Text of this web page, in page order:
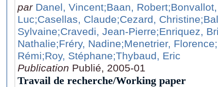
par Danel, Vincent;Baan, Robert
Luc;Casellas, Claude;Cezard, Christine
Sylvaine;Cravedi, Jean-Pierre;Enriquez,
Nathalie;Fréry, Nadine;Menetrier, Florence
Rémi;Roy, Stéphane;Thybaud, Eric
Publication Publié, 2005-01
Travail de recherche/Working paper